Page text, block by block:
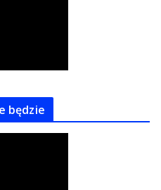
będzie